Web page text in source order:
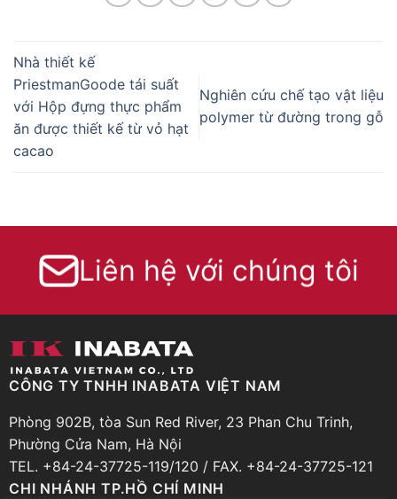
Nhà thiết kế
PriestmanGoode tái suất
với Hộp đựng thực phẩm
ăn được thiết kế từ vỏ hạt
cacao
Nghiên cứu chế tạo vật liệu
polymer từ đường trong gỗ
Liên hệ với chúng tôi
CÔNG TY TNHH INABATA VIỆT NAM
Phòng 902B, tòa Sun Red River, 23 Phan Chu Trinh,
Phường Cửa Nam, Hà Nội
TEL. +84-24-37725-119/120 / FAX. +84-24-37725-121
CHI NHÁNH TP.HỒ CHÍ MINH